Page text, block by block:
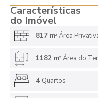
Características
do Imóvel
817 m2 Área
1182 m2 Área do
4 Quartos